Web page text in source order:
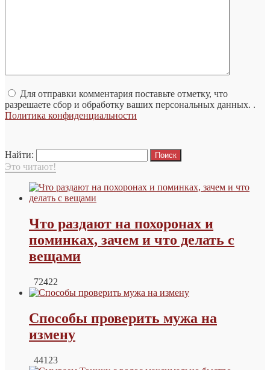
Для отправки комментария поставьте отметку, что
разрешаете сбор и обработку ваших персональных данных. .
Политика конфиденциальности
Найти:
Это читают!
Что раздают на похоронах и
поминках, зачем и что делать с
вещами
72422
Способы проверить мужа на
измену
44123